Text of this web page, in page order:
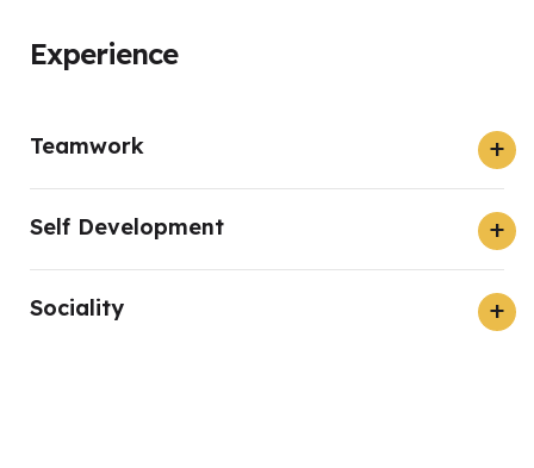
Experience
Teamwork
Self Development
Sociality